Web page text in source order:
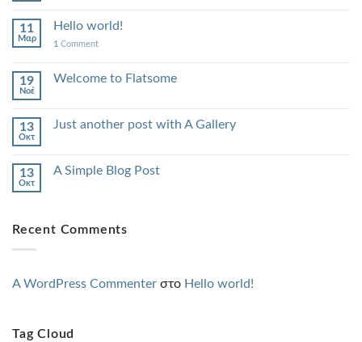
11
Μαρ
Hello world!
1 Comment
19
Νοέ
Welcome to Flatsome
13
Οκτ
Just another post with A Gallery
13
Οκτ
A Simple Blog Post
Recent Comments
A WordPress Commenter στο Hello world!
Tag Cloud